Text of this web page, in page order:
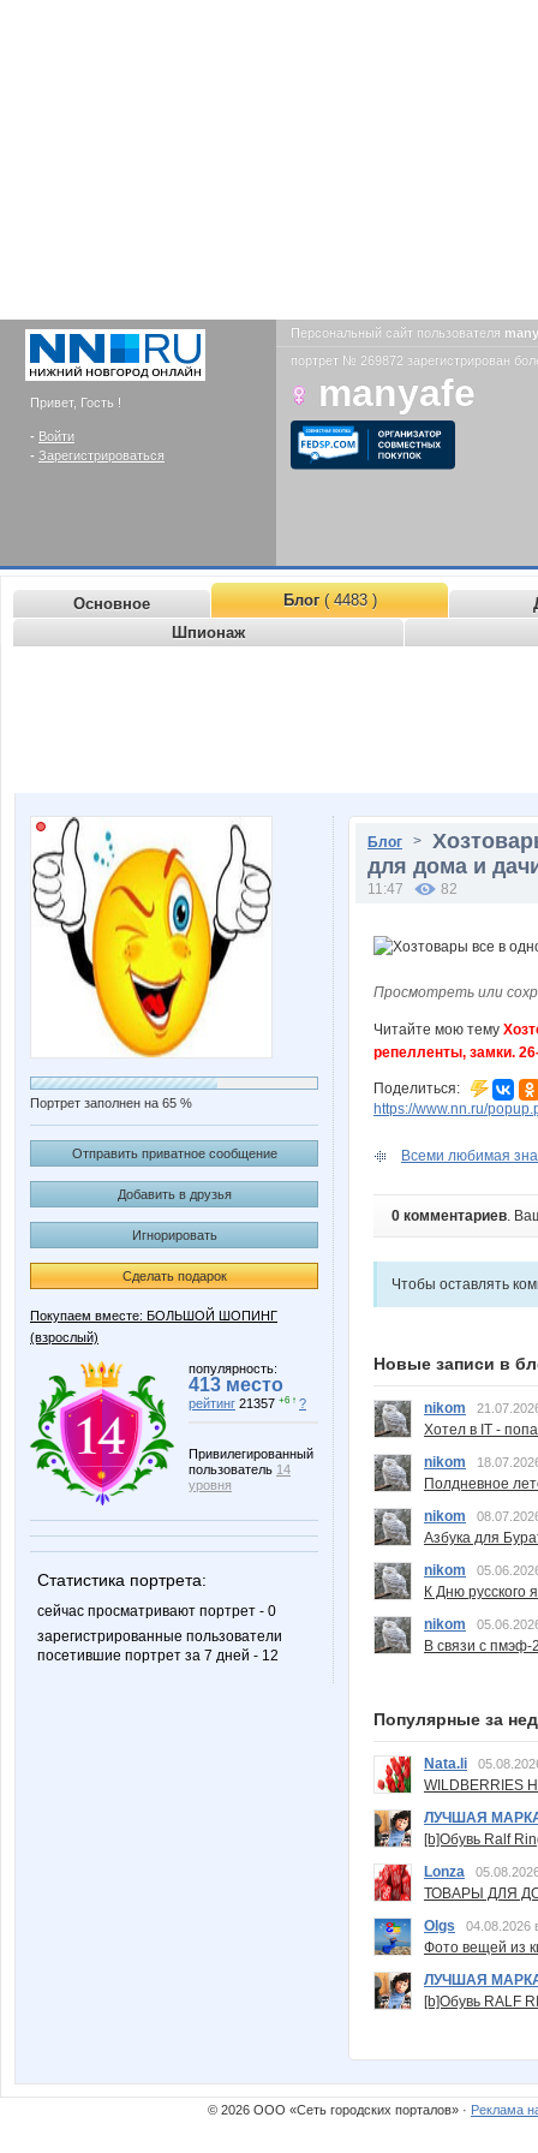
Привет, Гость !
- Войти
- Зарегистрироваться
Персональный сайт пользователя
портрет № 269872 зарегистрирован
manyafe
Основное Блог( 4483 )
Шпионаж
Портрет заполнен на 65 %
Отправить приватное сообщение
Добавить в друзья
Игнорировать
Сделать подарок
Покупаем вместе: БОЛЬШОЙ ШОПИНГ
(взрослый)
популярность:
413 место
рейтинг 21357 +6 ↑ ?
Привилегированный
пользователь 14
уровня
Статистика портрета:
сейчас просматривают портрет - 0
зарегистрированные пользователи
посетившие портрет за 7 дней - 12
Блог >
для дома и
11:47 82
Просмотреть или
Читайте мою тему
репелленты, замки.
Поделиться:
https://www.nn.ru/
Всеми любимая
0 комментариев.
Чтобы оставлять
Новые записи в
nikom
Хотел в IT -
nikom
Полдневное
nikom
Азбука для
nikom
К Дню русского
nikom
В связи с пмэф-
Популярные за
Nata.li
ЛУЧШАЯ
[b]Обувь Ralf
Lonza
ТОВАРЫ ДЛЯ
Olgs
04.08.2026
Фото вещей из
ЛУЧШАЯ
[b]Обувь RALF
© 2026 ООО «Сеть городских порталов» · Реклама